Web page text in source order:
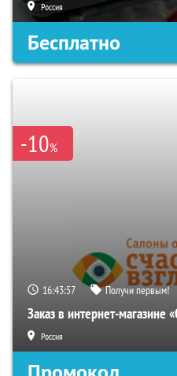
Россия
Бесплатно
-10%
16:43:55 Получи первым!
Заказ в интернет-магазине
Россия